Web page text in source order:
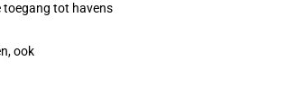
toegang tot havens
ook